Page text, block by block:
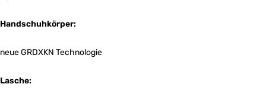
Handschuhkörper:
neue GRDXKN Technologie
Lasche: